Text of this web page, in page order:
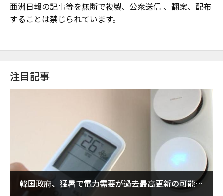
亜洲日報の記事等を無断で複製、公衆送信 、翻案、配布
することは禁じられています。
注目記事
韓国政府、猛暑で電力需要が過去最高更新の可能性